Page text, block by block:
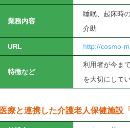
業務内容
睡眠、起床時
介助
URL http://cosmo-
特徴など
利用者が今ま
を大切にしてい
医療と連携した介護老人保健施設